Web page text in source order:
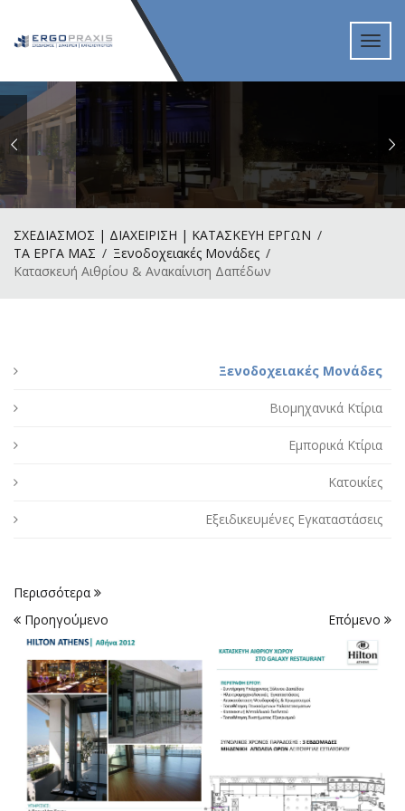
ΣΧΕΔΙΑΣΜΟΣ | ΔΙΑΧΕΙΡΙΣΗ | ΚΑΤΑΣΚΕΥΗ ΕΡΓΩΝ
ΤΑ ΕΡΓΑ ΜΑΣ
Ξενοδοχειακές Μονάδες
Κατασκευή Αιθρίου & Ανακαίνιση Δαπέδων
Ξενοδοχειακές Μονάδες
Βιομηχανικά Κτίρια
Εμπορικά Κτίρια
Κατοικίες
Εξειδικευμένες Εγκαταστάσεις
Περισσότερα
Προηγούμενο
Επόμενο